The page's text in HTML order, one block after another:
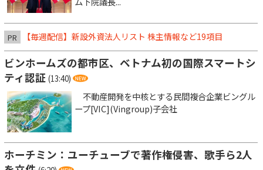
PR 【毎週配信】新設外資法人リスト 株主情報など19項目
ビンホームズの都市区、ベトナム初の国際スマートシ
ティ認証 (13:40)
不動産開発を中核とする民間複合企業ビングル
ープ[VIC](Vingroup)子会社
ホーチミン：ユーチューブで著作権侵害、歌手ら2人